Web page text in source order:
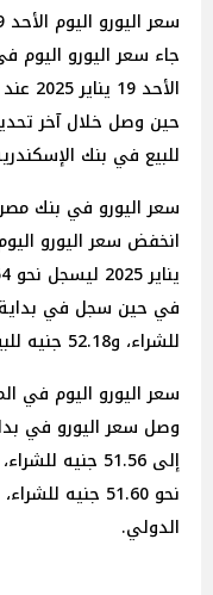
سعر اليورو اليوم الأحد 19 يناير 2025 في بنك الإسكندرية
جاء سعر اليورو اليوم
للبيع في بنك
سعر اليورو في بنك مصر اليوم
للشراء، و52.18 جنيه للبيع في بنك مصر.
سعر اليورو اليوم في
الدولي.